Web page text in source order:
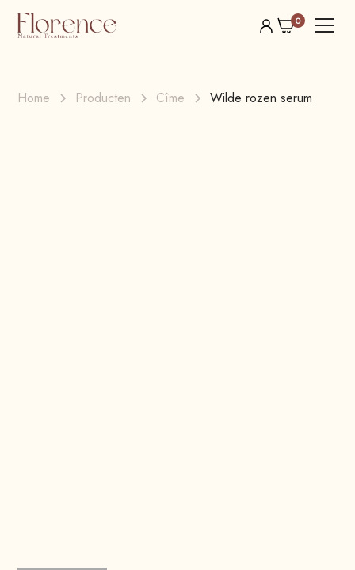
0
Home Producten Cîme Wilde rozen serum